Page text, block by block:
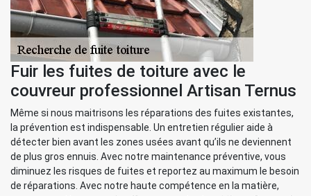
Fuir les fuites de toiture avec le
couvreur professionnel Artisan Ternus
Même si nous maitrisons les réparations des fuites existantes,
la prévention est indispensable. Un entretien régulier aide à
détecter bien avant les zones usées avant qu’ils ne deviennent
de plus gros ennuis. Avec notre maintenance préventive, vous
diminuez les risques de fuites et reportez au maximum le besoin
de réparations. Avec notre haute compétence en la matière,